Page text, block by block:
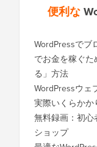
便利な
WordPressでブ
でお金を稼ぐ
る」方法
WordPressウェ
実際いくらかか
無料録画：初心
ショップ